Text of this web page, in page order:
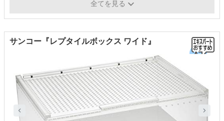
全てを見る
サンコー『レプタイルボックス ワイド』